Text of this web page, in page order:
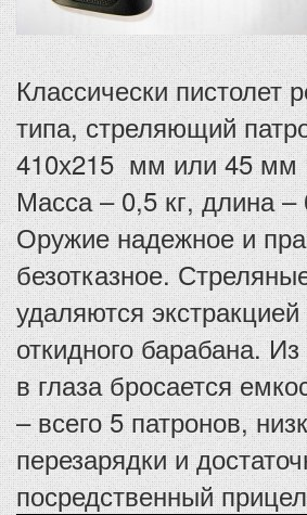
Классически пистолет
типа, стреляющий
410х215 мм или 45 мм
Масса – 0,5 кг, длина
Оружие надежное и
безотказное.
удаляются
откидного барабана. Из
в глаза бросается
– всего 5 патронов,
перезарядки и
посредственный